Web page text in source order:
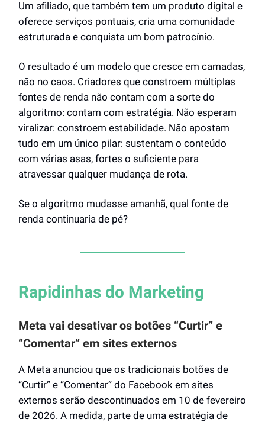
Um afiliado, que também tem um produto digital e
oferece serviços pontuais, cria uma comunidade
estruturada e conquista um bom patrocínio.
O resultado é um modelo que cresce em camadas,
não no caos. Criadores que constroem múltiplas
fontes de renda não contam com a sorte do
algoritmo: contam com estratégia. Não esperam
viralizar: constroem estabilidade. Não apostam
tudo em um único pilar: sustentam o conteúdo
com várias asas, fortes o suficiente para
atravessar qualquer mudança de rota.
Se o algoritmo mudasse amanhã, qual fonte de
renda continuaria de pé?
Rapidinhas do Marketing
Meta vai desativar os botões “Curtir” e
“Comentar” em sites externos
A Meta anunciou que os tradicionais botões de
“Curtir” e “Comentar” do Facebook em sites
externos serão descontinuados em 10 de fevereiro
de 2026. A medida, parte de uma estratégia de